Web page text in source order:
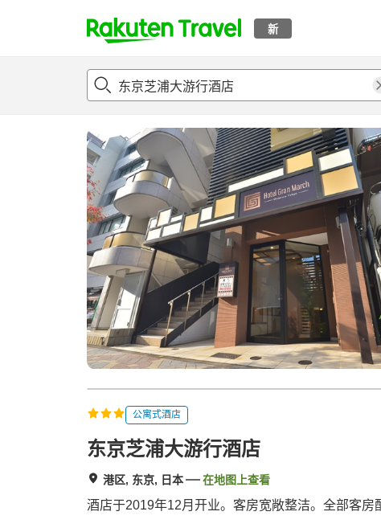
新
t
p
a
g
e
_
s
e
a
r
c
h
概况 客房及住宿套餐评论设施
公寓式酒店
东京芝浦大游行酒店
港区, 东京, 日本 在地图上查看
酒店于2019年12月开业。客房宽敞整洁。全部客房